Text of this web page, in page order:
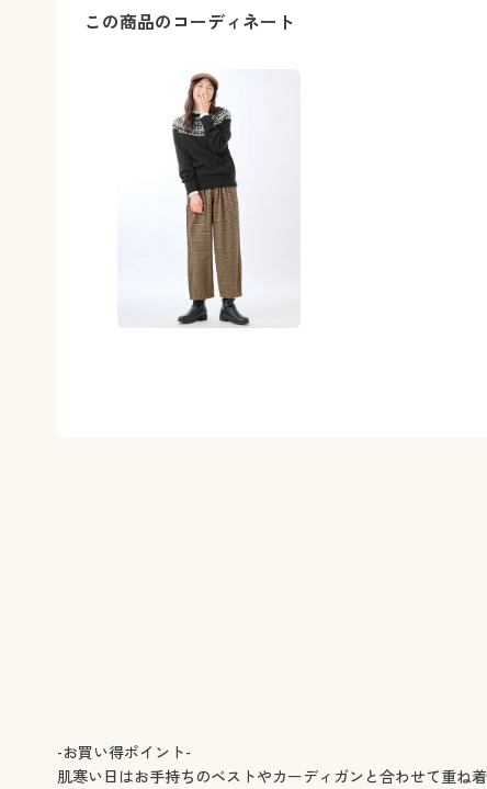
この商品のコーディネート
-お買い得ポイント-
肌寒い日はお手持ちのベストやカーディガンと合わせて重ね